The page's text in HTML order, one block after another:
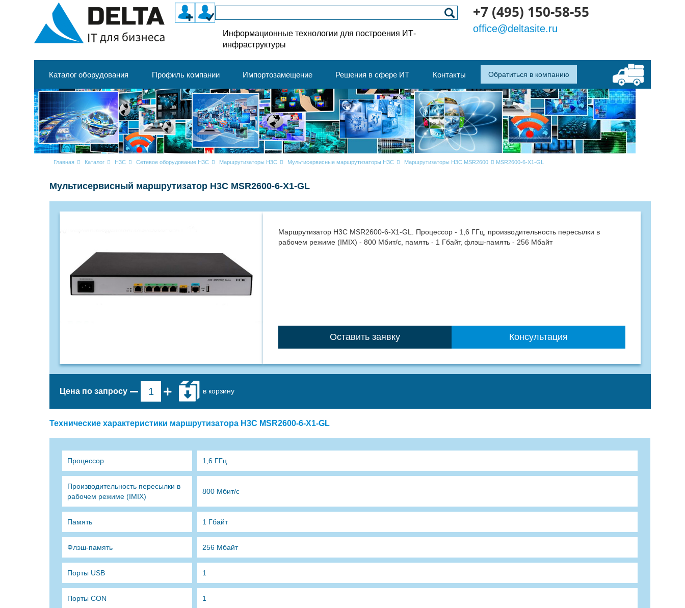
Информационные технологии для построения ИТ-
инфраструктуры
+7 (495) 150-58-55
office@deltasite.ru
Каталог оборудования Профиль компании Импортозамещение Решения в сфере ИТ Контакты Обратиться в компанию
Главная Каталог H3C Сетевое оборудование H3C Маршрутизаторы H3C Мультисервисные маршрутизаторы H3C Маршрутизаторы H3C MSR2600 MSR2600-6-X1-GL
Мультисервисный маршрутизатор H3C MSR2600-6-X1-GL
Маршрутизатор H3C MSR2600-6-X1-GL. Процессор - 1,6 ГГц, производительность пересылки в
рабочем режиме (IMIX) - 800 Мбит/с, память - 1 Гбайт, флэш-память - 256 Мбайт
Оставить заявку Консультация
Цена по запросу в корзину
Технические характеристики маршрутизатора H3C MSR2600-6-X1-GL
Процессор 1,6 ГГц
Производительность пересылки в
рабочем режиме (IMIX)
800 Мбит/с
Память 1 Гбайт
Флэш-память 256 Мбайт
Порты USB 1
Порты CON 1